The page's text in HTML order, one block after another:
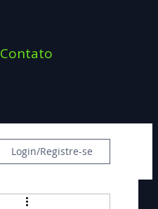
Contato
Login/Registre-se